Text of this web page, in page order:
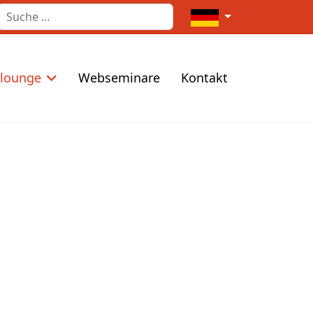
Sprache auswählen
Webseminare Kontakt